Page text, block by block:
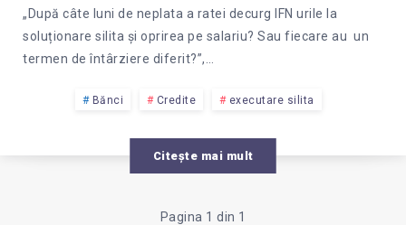
„După câte luni de neplata a ratei decurg IFN urile la
soluționare silita și oprirea pe salariu? Sau fiecare au un
termen de întârziere diferit?”,…
Bănci Credite executare silita
Citește mai mult
Pagina 1 din 1